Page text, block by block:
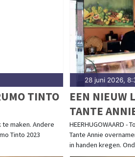
TINTO
maken. Andere
Tinto 2023
28 juni 2026,
EEN NIEUW
TANTE
HEERHUGOWAARD -
Tante Annie
in handen kregen.